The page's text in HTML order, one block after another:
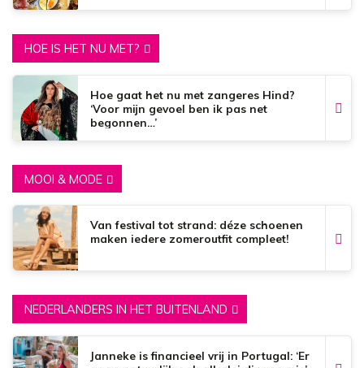
HOE IS HET NU MET?
Hoe gaat het nu met zangeres Hind?
‘Voor mijn gevoel ben ik pas net
begonnen…’
MOOI & MODE
Van festival tot strand: déze schoenen
maken iedere zomeroutfit compleet!
NEDERLANDERS IN HET BUITENLAND
Janneke is financieel vrij in Portugal: ‘Er